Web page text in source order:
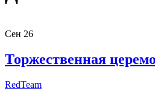
Сен 26
Торжественная
RedTeam